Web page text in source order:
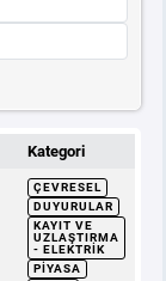
Kategori
ÇEVRESEL
DUYURULAR
KAYIT VE
UZLAŞTIRMA
- ELEKTRIK
PIYASA